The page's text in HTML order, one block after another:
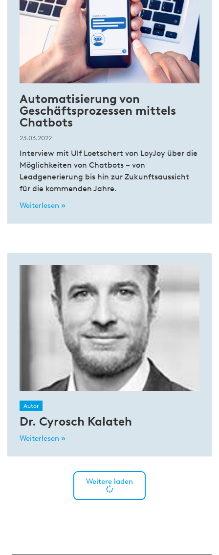
Automatisierung von
Geschäftsprozessen mittels
Chatbots
23.03.2022
Interview mit Ulf Loetschert von LoyJoy über die
Möglichkeiten von Chatbots – von
Leadgenerierung bis hin zur Zukunftsaussicht
für die kommenden Jahre.
Weiterlesen »
Autor
Dr. Cyrosch Kalateh
Weiterlesen »
Weitere laden